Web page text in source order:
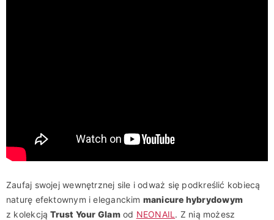
Zaufaj swojej wewnętrznej sile i odważ się podkreślić kobiecą
naturę efektownym i eleganckim manicure hybrydowym
z kolekcjąTrust Your Glamod NEONAIL . Z nią możesz